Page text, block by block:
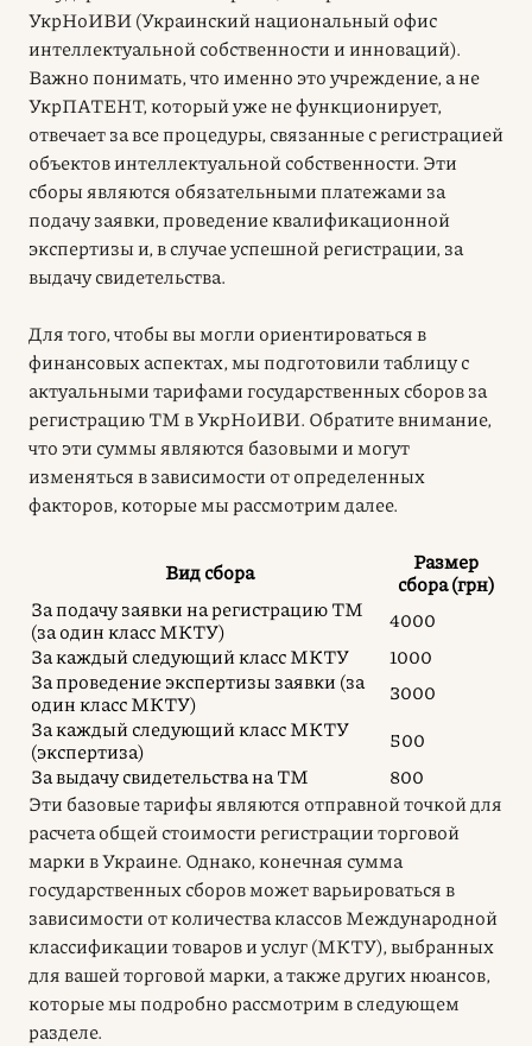
УкрНоИВИ (Украинский национальный офис
интеллектуальной собственности и инноваций).
Важно понимать, что именно это учреждение, а не
УкрПАТЕНТ, который уже не функционирует,
отвечает за все процедуры, связанные с регистрацией
объектов интеллектуальной собственности. Эти
сборы являются обязательными платежами за
подачу заявки, проведение квалификационной
экспертизы и, в случае успешной регистрации, за
выдачу свидетельства.
Для того, чтобы вы могли ориентироваться в
финансовых аспектах, мы подготовили таблицу с
актуальными тарифами государственных сборов за
регистрацию ТМ в УкрНоИВИ. Обратите внимание,
что эти суммы являются базовыми и могут
изменяться в зависимости от определенных
факторов, которые мы рассмотрим далее.
Вид сбора
Размер
сбора (грн)
За подачу заявки на регистрацию ТМ
(за один класс МКТУ)
4000
За каждый следующий класс МКТУ
1000
За проведение экспертизы заявки (за
один класс МКТУ)
3000
За каждый следующий класс МКТУ
(экспертиза)
500
За выдачу свидетельства на ТМ
800
Эти базовые тарифы являются отправной точкой для
расчета общей стоимости регистрации торговой
марки в Украине. Однако, конечная сумма
государственных сборов может варьироваться в
зависимости от количества классов Международной
классификации товаров и услуг (МКТУ), выбранных
для вашей торговой марки, а также других нюансов,
которые мы подробно рассмотрим в следующем
разделе.